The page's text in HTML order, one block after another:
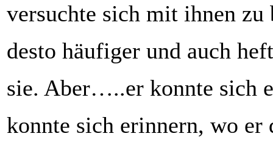
versuchte sich mit ihnen zu
desto häufiger und auch
sie. Aber…..er konnte sich
konnte sich erinnern, wo er